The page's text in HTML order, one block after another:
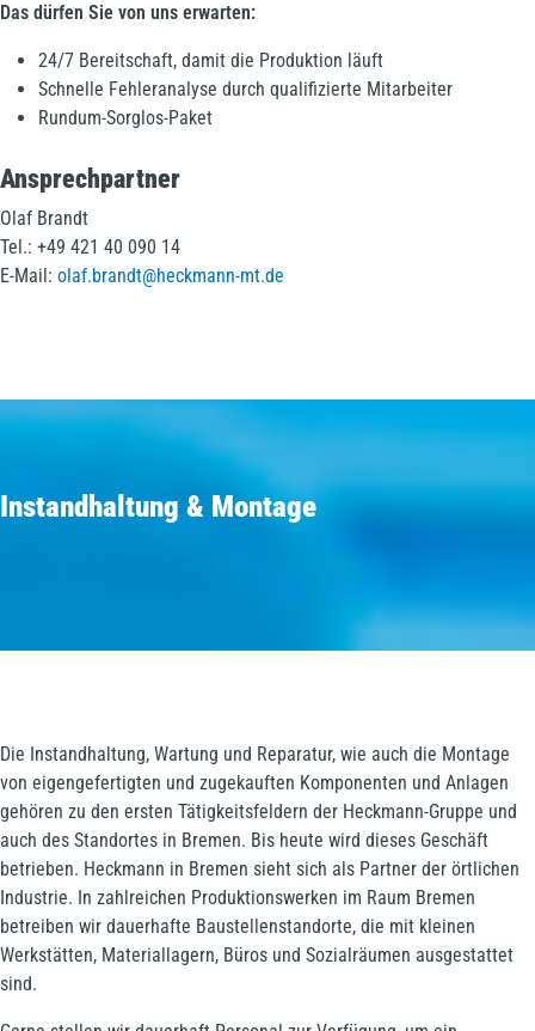
Das dürfen Sie von uns erwarten:
24/7 Bereitschaft, damit die Produktion läuft
Schnelle Fehleranalyse durch qualifizierte Mitarbeiter
Rundum-Sorglos-Paket
Ansprechpartner
Olaf Brandt
Tel.: +49 421 40 090 14
E-Mail: olaf.brandt@heckmann-mt.de
Instandhaltung & Montage
Die Instandhaltung, Wartung und Reparatur, wie auch die Montage
von eigengefertigten und zugekauften Komponenten und Anlagen
gehören zu den ersten Tätigkeitsfeldern der Heckmann-Gruppe und
auch des Standortes in Bremen. Bis heute wird dieses Geschäft
betrieben. Heckmann in Bremen sieht sich als Partner der örtlichen
Industrie. In zahlreichen Produktionswerken im Raum Bremen
betreiben wir dauerhafte Baustellenstandorte, die mit kleinen
Werkstätten, Materiallagern, Büros und Sozialräumen ausgestattet
sind.